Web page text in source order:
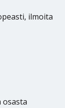
ilmoita
osasta